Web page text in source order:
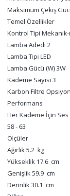
Maksimum Çekiş
Temel Özellikler
Kontrol Tipi
Lamba Adedi 2
Lamba Tipi LED
Lamba Gücü (W) 3W
Kademe Sayısı 3
Karbon Filtre
Performans
Her Kademe İçin Ses
58 - 63
Ölçüler
Ağırlık 5.2 kg
Yükseklik 17.6 cm
Genişlik 59.9 cm
Derinlik 30.1 cm